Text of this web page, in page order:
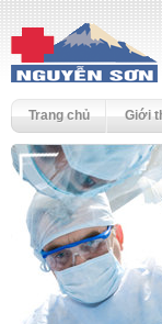
Trang chủ Giới